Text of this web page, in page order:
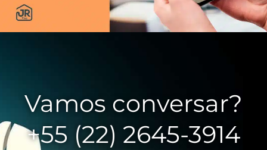
Vamos conversar?
+55 (22) 2645-3914